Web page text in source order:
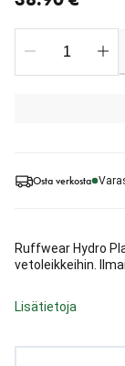
Osta verkosta
Ruffwear Hydro
vetoleikkeihin.
Lisätietoja